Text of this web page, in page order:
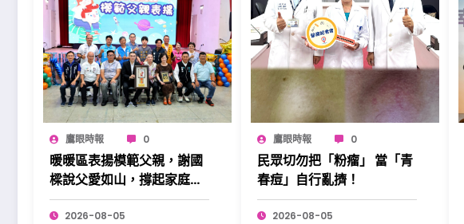
鷹眼時報 0
暖暖區表揚模範父親，謝國
樑說父愛如山，撐起家庭也
溫暖社會。
2026-08-05
鷹眼時報 0
民眾切勿把「粉瘤」 當「青
春痘」自行亂擠！
2026-08-05